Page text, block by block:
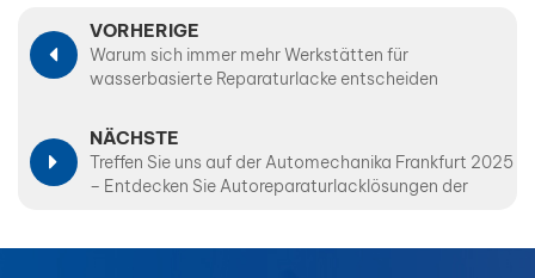
VORHERIGE
Warum sich immer mehr Werkstätten für
wasserbasierte Reparaturlacke entscheiden
NÄCHSTE
Treffen Sie uns auf der Automechanika Frankfurt 2025
– Entdecken Sie Autoreparaturlacklösungen der